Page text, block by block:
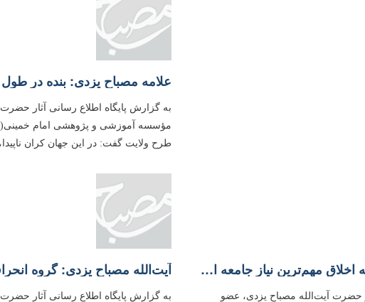
به گزارش پایگاه اطلاع رسانی آثار
مؤسسه آموزشی و پژوهشی امام
طرح ولایت گفت: در این جهان كران ناپیدا،
آیت‌الله مصباح یزدی: نیاز به اخلاق مهم‌ترین نیاز جامعه است
حضرت آیت‌الله مصباح یزدی، عضو
به گزارش پایگاه اطلاع رسانی آثار